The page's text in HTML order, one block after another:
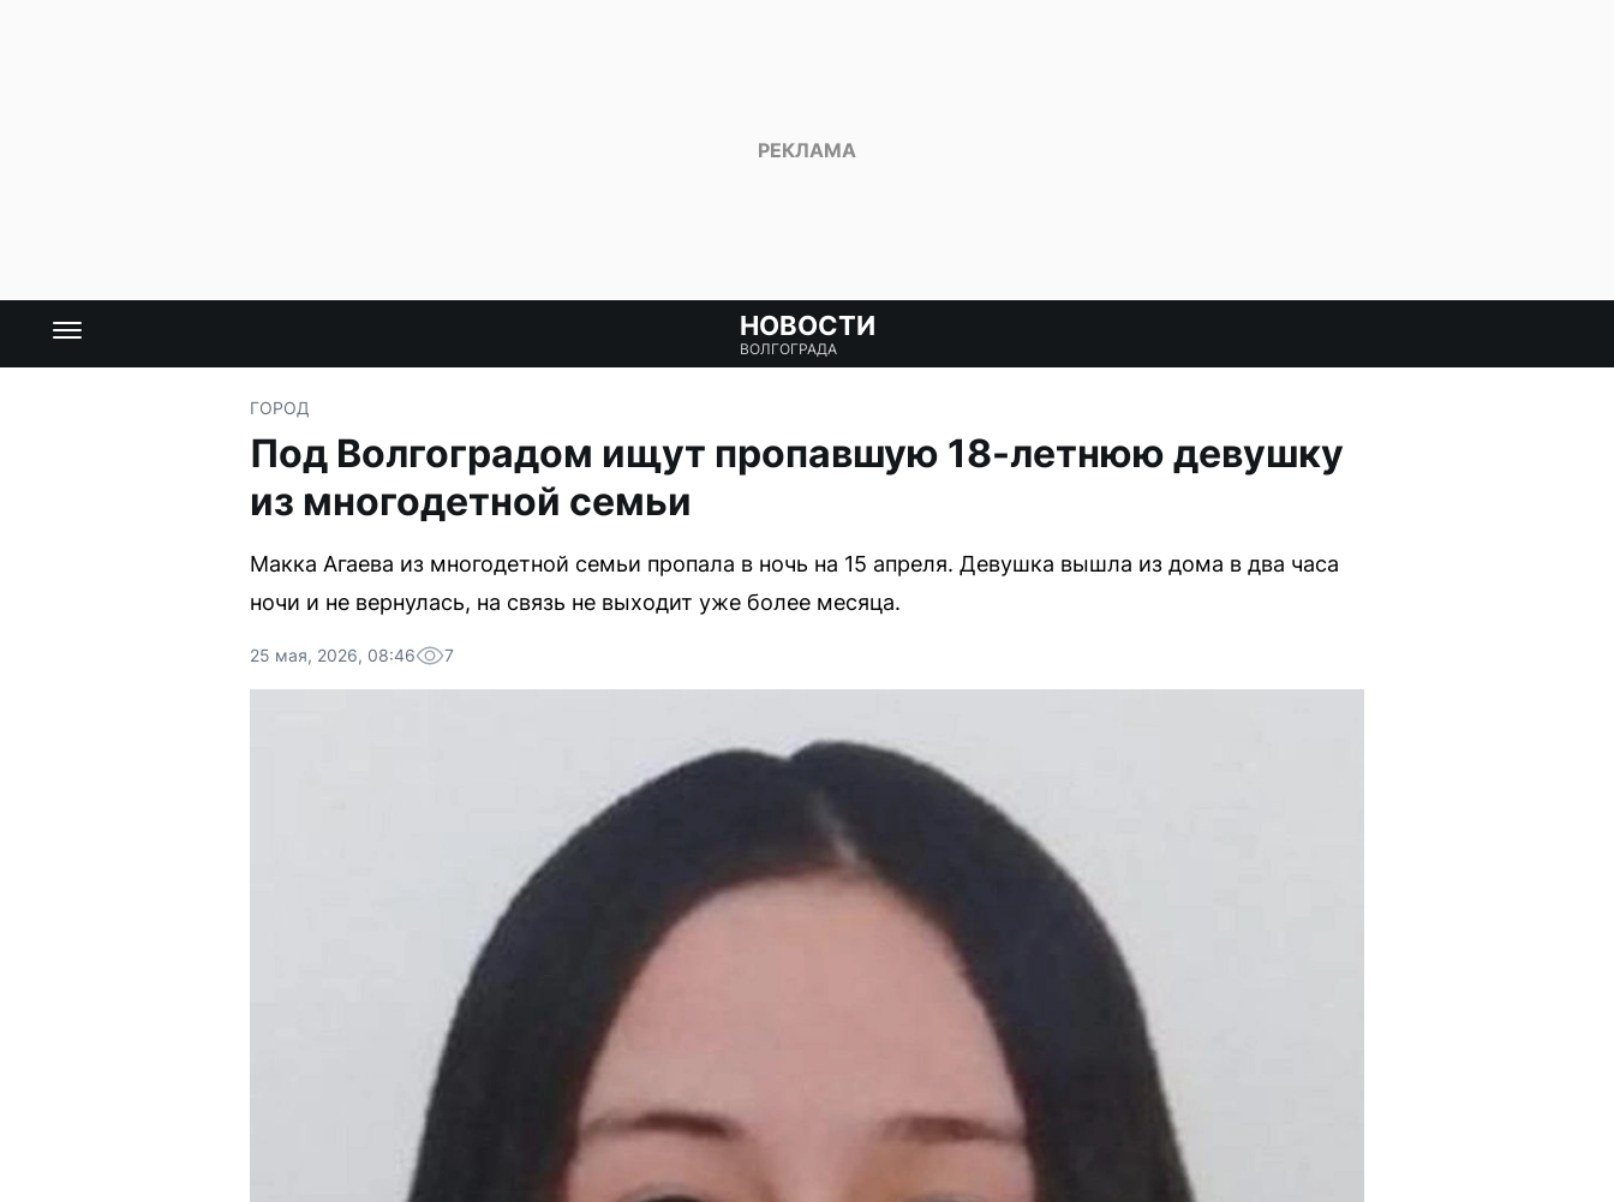
НОВОСТИ
ВОЛГОГРАДА
ГОРОД
Под Волгоградом ищут пропавшую 18-летнюю девушку
из многодетной семьи
Макка Агаева из многодетной семьи пропала в ночь на 15 апреля. Девушка вышла из дома в два часа
ночи и не вернулась, на связь не выходит уже более месяца.
25 мая, 2026, 08:46 7